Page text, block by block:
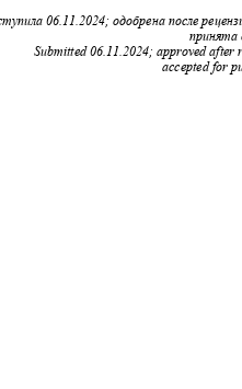
06.11.2024;одобрена после
принята
Submitted 06.11.2024; approved
accepted for